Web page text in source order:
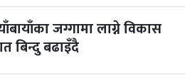
जग्गामा लाग्ने विकास
बिन्दु बढाइँदै